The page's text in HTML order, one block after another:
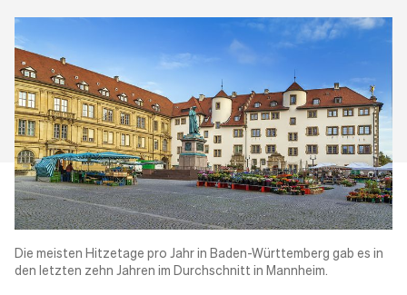
Die meisten Hitzetage pro Jahr in Baden-Württemberg gab es in
den letzten zehn Jahren im Durchschnitt in Mannheim.